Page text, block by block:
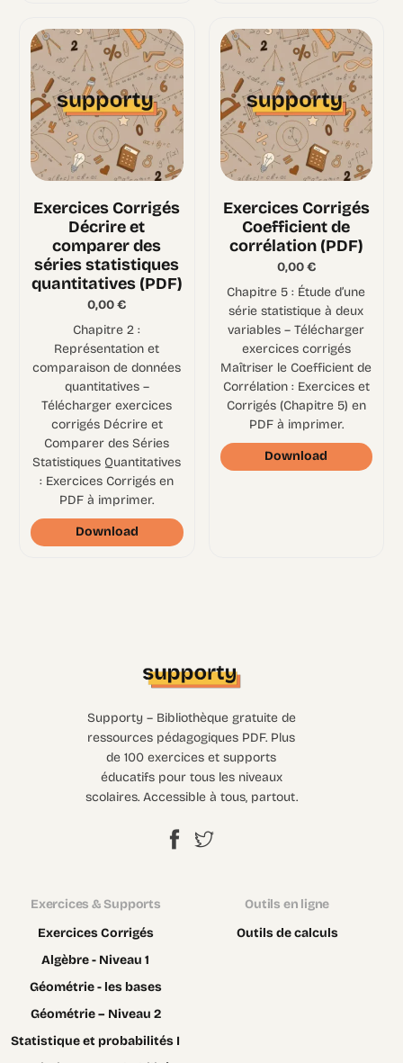
Exercices Corrigés
Décrire et
comparer des
séries statistiques
quantitatives (PDF)
0,00€
Chapitre 2 :
Représentation et
comparaison de données
quantitatives –
Télécharger exercices
corrigés Décrire et
Comparer des Séries
Statistiques Quantitatives
: Exercices Corrigés en
PDF à imprimer.
Download
Exercices Corrigés
Coefficient de
corrélation (PDF)
0,00€
Chapitre 5 : Étude d’une
série statistique à deux
variables – Télécharger
exercices corrigés
Maîtriser le Coefficient de
Corrélation : Exercices et
Corrigés (Chapitre 5) en
PDF à imprimer.
Download
Supporty – Bibliothèque gratuite de
ressources pédagogiques PDF. Plus
de 100 exercices et supports
éducatifs pour tous les niveaux
scolaires. Accessible à tous, partout.
Exercices & Supports
Exercices Corrigés
Algèbre - Niveau 1
Géométrie - les bases
Géométrie – Niveau 2
Statistique et probabilités I
Outils en ligne
Outils de calculs